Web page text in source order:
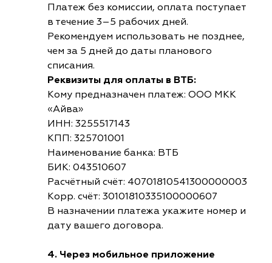
Платеж без комиссии, оплата поступает
в течение 3–5 рабочих дней.
Рекомендуем использовать не позднее,
чем за 5 дней до даты планового
списания.
Реквизиты для оплаты в ВТБ:
Кому предназначен платеж: ООО МКК
«Айва»
ИНН: 3255517143
КПП: 325701001
Наименование банка: ВТБ
БИК: 043510607
Расчётный счёт: 40701810541300000003
Корр. счёт: 30101810335100000607
В назначении платежа укажите номер и
дату вашего договора.
4. Через мобильное приложение